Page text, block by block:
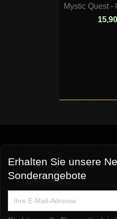
Mystic Quest -
Erhalten Sie unsere
Sonderangebote